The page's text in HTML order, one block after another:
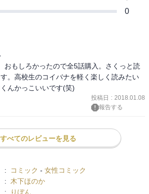
0
おもしろかったので全5話購入。さくっと読
。高校生のコイバナを軽く楽しく読みたい
んかっこいいです(笑)
投稿日 : 2018.01.08
報告する
すべてのレビューを見る
: コミック - 女性コミック
:
木下ほのか
: りぼん